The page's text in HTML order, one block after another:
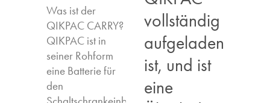
Was ist der
QIKPAC CARRY?
QIKPAC ist in
seiner Rohform
eine Batterie für
den
vollständig
aufgeladen
ist, und ist
eine